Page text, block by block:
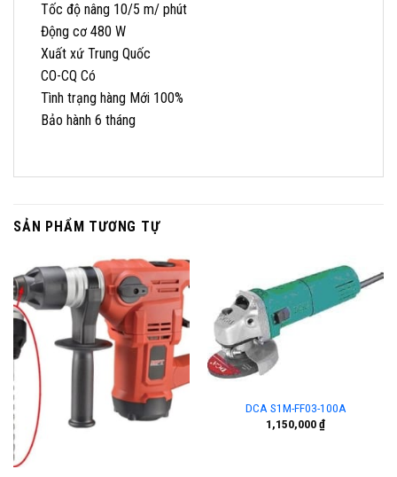
Tốc độ nâng 10/5 m/ phút
Động cơ 480 W
Xuất xứ Trung Quốc
CO-CQ Có
Tình trạng hàng Mới 100%
Bảo hành 6 tháng
SẢN PHẨM TƯƠNG TỰ
DCA S1M-FF03-100A
1,150,000₫